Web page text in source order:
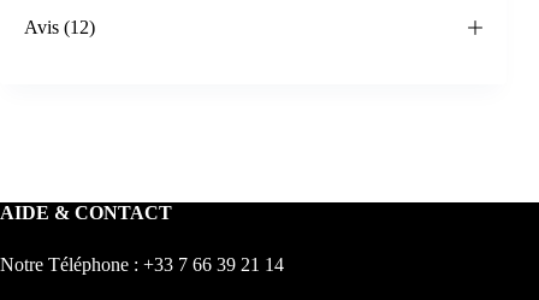
Avis (12)
AIDE & CONTACT
Notre Téléphone : +33 7 66 39 21 14